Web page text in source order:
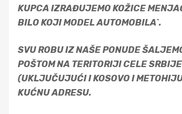
KUPCA IZRAĐUJEMO KOŽICE
BILO KOJI MODEL AUTOMOBILA`.
SVU ROBU IZ NAŠE PONUDE
POŠTOM NA TERITORIJI CELE SRBIJE
(UKLJUČUJUĆI I KOSOVO I
KUĆNU ADRESU.